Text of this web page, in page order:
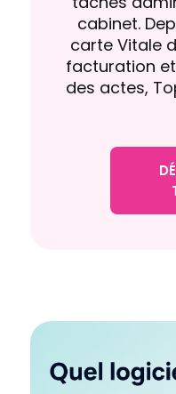
cabinet.
carte Vitale
facturation
des actes,